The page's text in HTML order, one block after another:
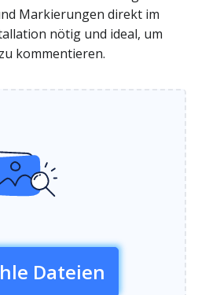
Markierungen direkt im
nötig und ideal, um
kommentieren.
Dateien